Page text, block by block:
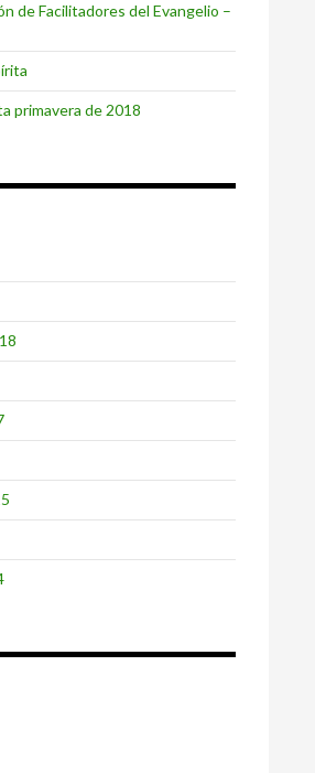
de Facilitadores del Evangelio –
primavera de 2018